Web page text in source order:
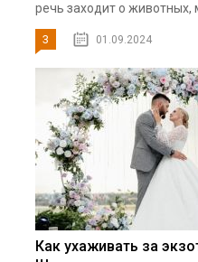
речь заходит о животных,
3 01.09.2024
Как ухаживать за